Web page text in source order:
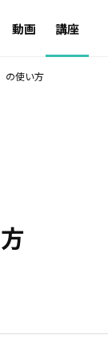
動画 講座
の使い方